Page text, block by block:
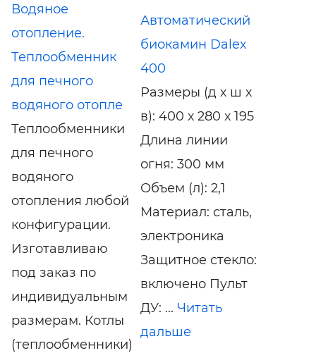
Водяное
отопление.
Теплообменник
для печного
водяного отопле
Теплообменники
для печного
водяного
отопления любой
конфигурации.
Изготавливаю
под заказ по
индивидуальным
размерам. Котлы
(теплообменники)
Автоматический
биокамин Dalex
400
Размеры (д х ш х
в): 400 х 280 х 195
Длина линии
огня: 300 мм
Объем (л): 2,1
Материал: сталь,
электроника
Защитное стекло:
включено Пульт
ДУ: ... Читать
дальше